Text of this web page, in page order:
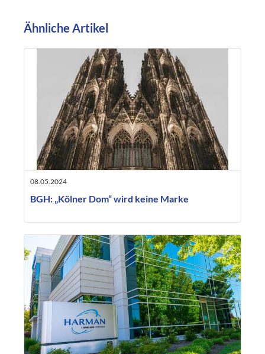
Ähnliche Artikel
08.05.2024
BGH: „Kölner Dom“ wird keine Marke